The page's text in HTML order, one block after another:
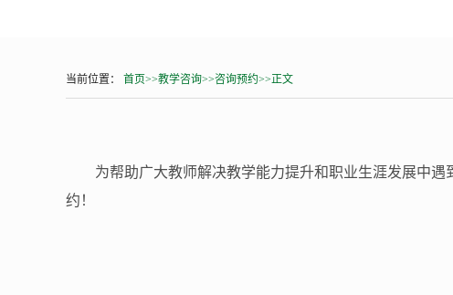
当前位置： 首页>>教学咨询>>咨询预约>>正文
为帮助广大教师解决教学能力提升和职业生涯发展中
约！